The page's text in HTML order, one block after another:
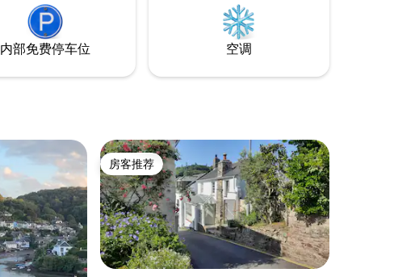
内部免费停车位 空调
房客推荐
房客推荐